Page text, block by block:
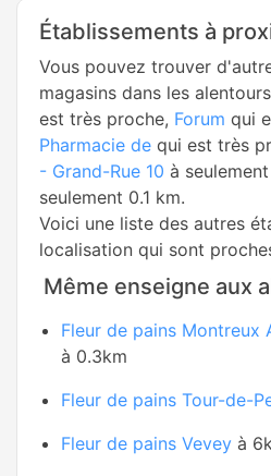
Établissements à
Vous pouvez trouver
magasins dans les
est très proche, Forum qui
Pharmacie de qui est très
- Grand-Rue 10 à
seulement 0.1 km.
Voici une liste des autres
localisation qui sont
Même enseigne aux
Fleur de pains Montreux
à 0.3km
Fleur de pains Tour-de-
Fleur de pains Vevey à